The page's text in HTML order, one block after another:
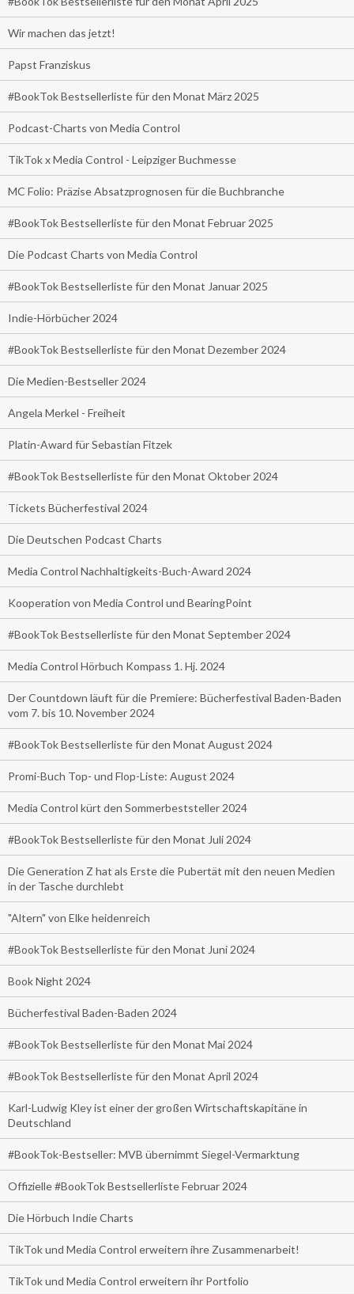
Wir machen das jetzt!
Papst Franziskus
#BookTok Bestsellerliste für den Monat März 2025
Podcast-Charts von Media Control
TikTok x Media Control - Leipziger Buchmesse
MC Folio: Präzise Absatzprognosen für die Buchbranche
#BookTok Bestsellerliste für den Monat Februar 2025
Die Podcast Charts von Media Control
#BookTok Bestsellerliste für den Monat Januar 2025
Indie-Hörbücher 2024
#BookTok Bestsellerliste für den Monat Dezember 2024
Die Medien-Bestseller 2024
Angela Merkel - Freiheit
Platin-Award für Sebastian Fitzek
#BookTok Bestsellerliste für den Monat Oktober 2024
Tickets Bücherfestival 2024
Die Deutschen Podcast Charts
Media Control Nachhaltigkeits-Buch-Award 2024
Kooperation von Media Control und BearingPoint
#BookTok Bestsellerliste für den Monat September 2024
Media Control Hörbuch Kompass 1. Hj. 2024
Der Countdown läuft für die Premiere: Bücherfestival Baden-Baden
vom 7. bis 10. November 2024
#BookTok Bestsellerliste für den Monat August 2024
Promi-Buch Top- und Flop-Liste: August 2024
Media Control kürt den Sommerbeststeller 2024
#BookTok Bestsellerliste für den Monat Juli 2024
Die Generation Z hat als Erste die Pubertät mit den neuen Medien
in der Tasche durchlebt
"Altern" von Elke heidenreich
#BookTok Bestsellerliste für den Monat Juni 2024
Book Night 2024
Bücherfestival Baden-Baden 2024
#BookTok Bestsellerliste für den Monat Mai 2024
#BookTok Bestsellerliste für den Monat April 2024
Karl-Ludwig Kley ist einer der großen Wirtschaftskapitäne in
Deutschland
#BookTok-Bestseller: MVB übernimmt Siegel-Vermarktung
Offizielle #BookTok Bestsellerliste Februar 2024
Die Hörbuch Indie Charts
TikTok und Media Control erweitern ihre Zusammenarbeit!
TikTok und Media Control erweitern ihr Portfolio